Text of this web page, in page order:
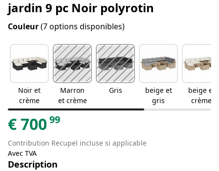
jardin 9 pc Noir polyrotin
Couleur(7 options disponibles)
Noir et
crème
Marron
et crème
Gris
beige et
gris
beige et
crème
€70099
Contribution Recupel incluse si applicable
Avec TVA
Description